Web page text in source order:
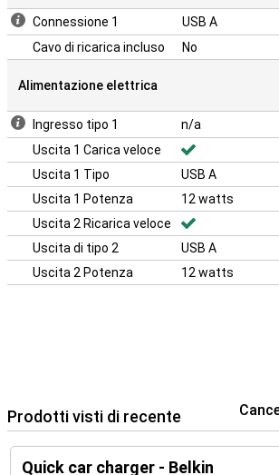
Connessione 1
USB A
Cavo di ricarica incluso
No
Alimentazione elettrica
Ingresso tipo 1
n/a
Uscita 1 Carica veloce
Uscita 1 Tipo
USB A
Uscita 1 Potenza
12 watts
Uscita 2 Ricarica veloce
Uscita di tipo 2
USB A
Uscita 2 Potenza
12 watts
Prodotti visti di recente
Quick car charger - Belkin